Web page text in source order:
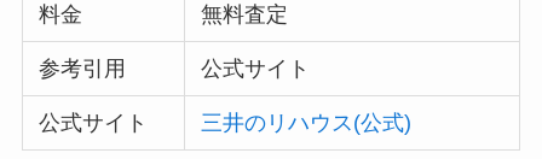
料金 無料査定
参考引用 公式サイト
公式サイト 三井のリハウス(公式)